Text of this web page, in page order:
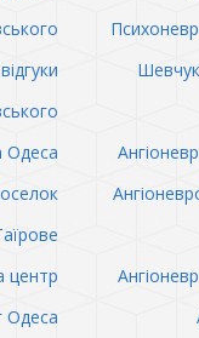
Одеса
центр
Одеса